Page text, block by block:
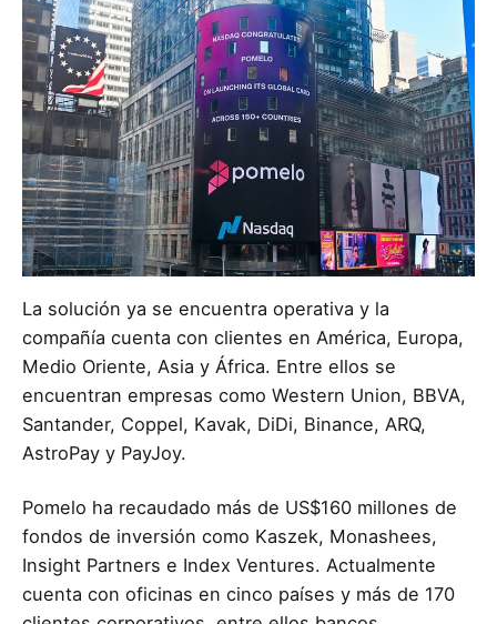
La solución ya se encuentra operativa y la
compañía cuenta con clientes en América, Europa,
Medio Oriente, Asia y África. Entre ellos se
encuentran empresas como Western Union, BBVA,
Santander, Coppel, Kavak, DiDi, Binance, ARQ,
AstroPay y PayJoy.
Pomelo ha recaudado más de US$160 millones de
fondos de inversión como Kaszek, Monashees,
Insight Partners e Index Ventures. Actualmente
cuenta con oficinas en cinco países y más de 170